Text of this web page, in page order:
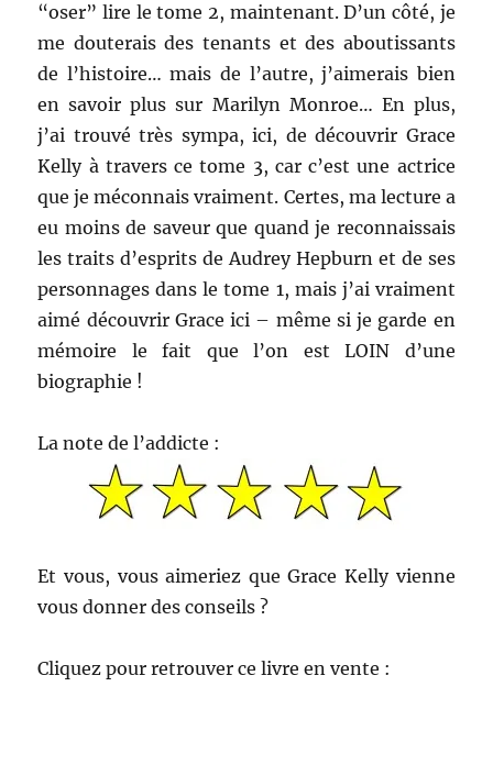
“oser” lire le tome 2, maintenant. D’un côté, je
me douterais des tenants et des aboutissants
de l’histoire… mais de l’autre, j’aimerais bien
en savoir plus sur Marilyn Monroe… En plus,
j’ai trouvé très sympa, ici, de découvrir Grace
Kelly à travers ce tome 3, car c’est une actrice
que je méconnais vraiment. Certes, ma lecture a
eu moins de saveur que quand je reconnaissais
les traits d’esprits de Audrey Hepburn et de ses
personnages dans le tome 1, mais j’ai vraiment
aimé découvrir Grace ici – même si je garde en
mémoire le fait que l’on est LOIN d’une
biographie !
La note de l’addicte :
Et vous, vous aimeriez que Grace Kelly vienne
vous donner des conseils ?
Cliquez pour retrouver ce livre en vente :